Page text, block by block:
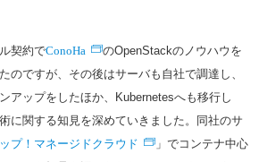
契約でConoHa
のOpenStackのノウハウを
のですが、その後はサーバも自社で調達し、
アップをしたほか、Kubernetesへも移行し
に関する知見を深めていきました。同社のサ
プ！マネージドクラウド
」でコンテナ中心